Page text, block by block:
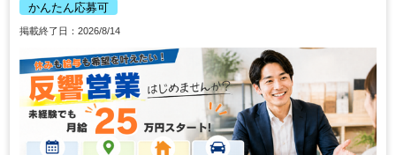
かんたん応募可
掲載終了日：2026/8/14